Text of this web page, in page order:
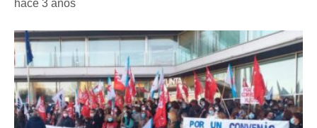
hace 3 años